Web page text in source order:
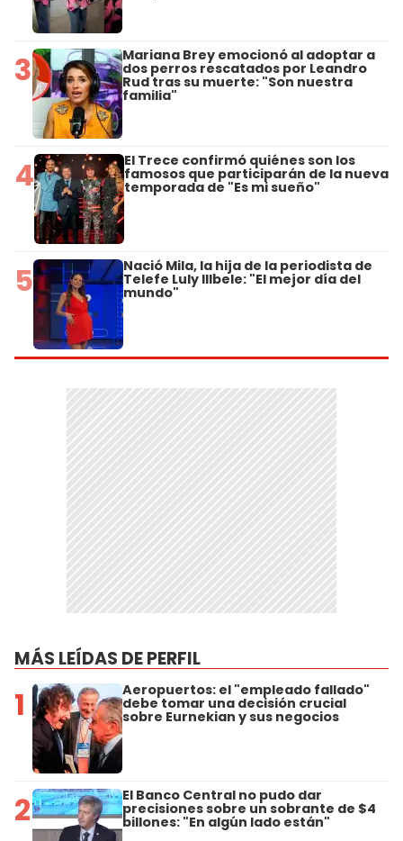
3 Mariana Brey emocionó al adoptar a
dos perros rescatados por Leandro
Rud tras su muerte: "Son nuestra
familia"
4 El Trece confirmó quiénes son los
famosos que participarán de la nueva
temporada de "Es mi sueño"
5 Nació Mila, la hija de la periodista de
Telefe Luly Illbele: "El mejor día del
mundo"
MÁS LEÍDAS DE PERFIL
1 Aeropuertos: el "empleado fallado"
debe tomar una decisión crucial
sobre Eurnekian y sus negocios
2 El Banco Central no pudo dar
precisiones sobre un sobrante de $4
billones: "En algún lado están"